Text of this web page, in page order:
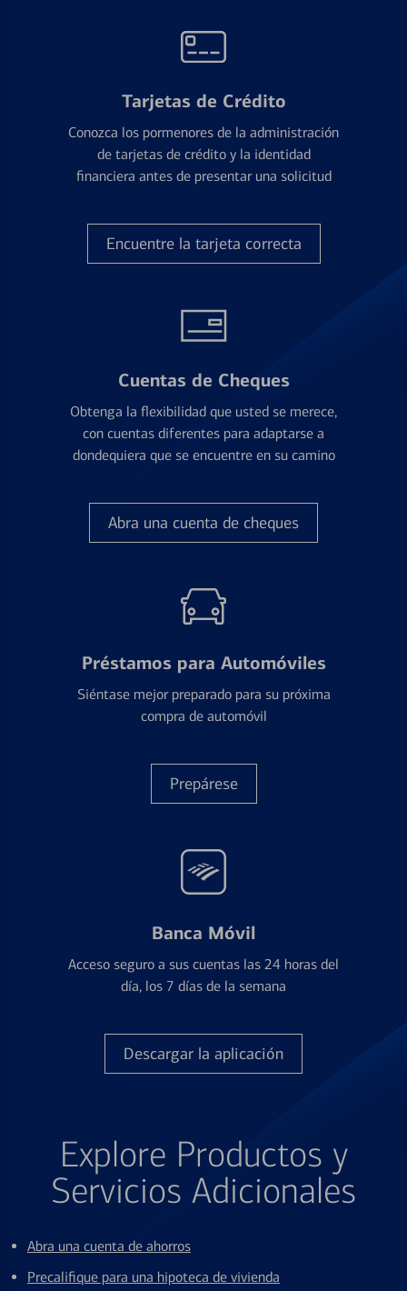
Tarjetas de Crédito
Conozca los pormenores de la administración
de tarjetas de crédito y la identidad
financiera antes de presentar una solicitud
Encuentre la tarjeta correcta
Cuentas de Cheques
Obtenga la flexibilidad que usted se merece,
con cuentas diferentes para adaptarse a
dondequiera que se encuentre en su camino
Abra una cuenta de cheques
Préstamos para Automóviles
Siéntase mejor preparado para su próxima
compra de automóvil
Prepárese
Banca Móvil
Acceso seguro a sus cuentas las 24 horas del
día, los 7 días de la semana
Descargar la aplicación
Explore Productos y
Servicios Adicionales
Abra una cuenta de ahorros
Precalifique para una hipoteca de vivienda